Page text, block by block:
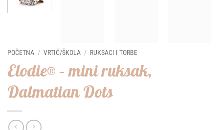
POČETNA / VRTIĆ/ŠKOLA / RUKSACI I TORBE
Elodie® – mini ruksak,
Dalmatian Dots